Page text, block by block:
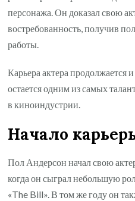
персонажа. Он доказал свою
востребованность, получив
работы.
Карьера актера продолжается
остается одним из самых
в киноиндустрии.
Начало
Пол Андерсон начал свою
когда он сыграл небольшую
«The Bill». В том же году он